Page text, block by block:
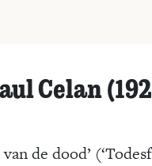
Celan
de dood’